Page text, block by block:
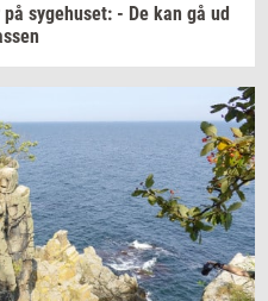
på sy­ge­hu­set: - De kan gå ud